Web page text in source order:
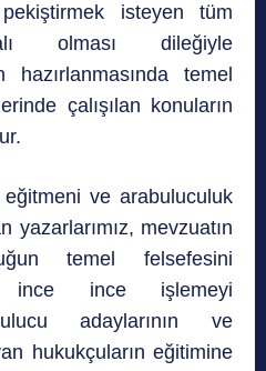
isteyen tüm
olması dileğiyle
hazırlanmasında temel
çalışılan konuların
ve arabuluculuk
yazarlarımız, mevzuatın
temel felsefesini
ince ince işlemeyi
adaylarının ve
hukukçuların eğitimine